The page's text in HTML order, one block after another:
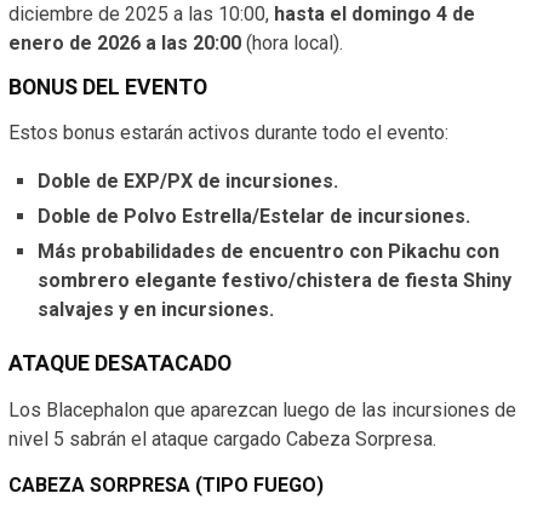
diciembre de 2025 a las 10:00, hasta el domingo 4 de
enero de 2026 a las 20:00 (hora local).
BONUS DEL EVENTO
Estos bonus estarán activos durante todo el evento:
Doble de EXP/PX de incursiones.
Doble de Polvo Estrella/Estelar de incursiones.
Más probabilidades de encuentro con Pikachu con
sombrero elegante festivo/chistera de fiesta Shiny
salvajes y en incursiones.
ATAQUE DESATACADO
Los Blacephalon que aparezcan luego de las incursiones de
nivel 5 sabrán el ataque cargado Cabeza Sorpresa.
CABEZA SORPRESA (TIPO FUEGO)